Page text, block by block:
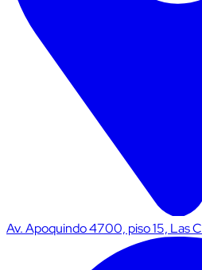
Av. Apoquindo 4700, piso 15, Las